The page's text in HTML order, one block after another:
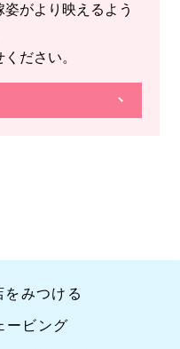
がより映えるよう
ださい。
をみつける
ービング